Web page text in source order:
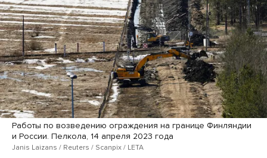
Работы по возведению ограждения на границе Финляндии
и России. Пелкола, 14 апреля 2023 года
Janis Laizans / Reuters / Scanpix / LETA